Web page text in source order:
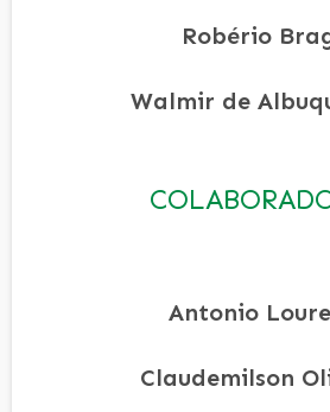
Robério
Walmir de
Antonio
Claudemilson